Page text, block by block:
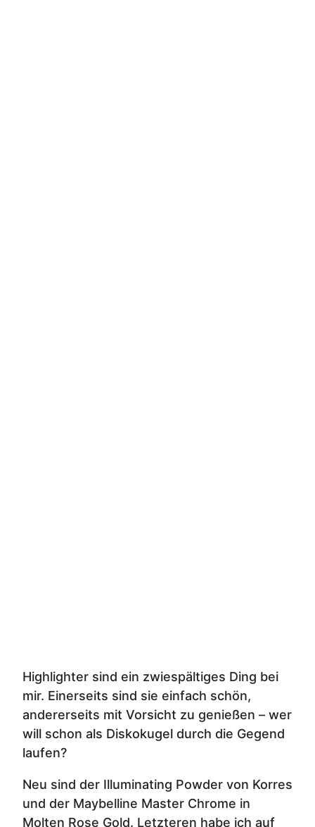
Highlighter sind ein zwiespältiges Ding bei
mir. Einerseits sind sie einfach schön,
andererseits mit Vorsicht zu genießen – wer
will schon als Diskokugel durch die Gegend
laufen?
Neu sind der Illuminating Powder von Korres
und der Maybelline Master Chrome in
Molten Rose Gold. Letzteren habe ich auf